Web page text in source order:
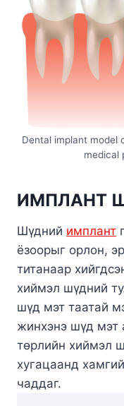
Dental implant model
medical
ИМПЛАНТ
Шүдний имплант
ёзоорыг орлон,
титанаар
хиймэл шүдний
шүд мэт таатай
жинхэнэ шүд мэт
төрлийн хиймэл
хугацаанд
чаддаг.